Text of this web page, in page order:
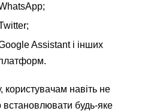
Assistant і інших
користувачам навіть не
встановлювати будь-яке